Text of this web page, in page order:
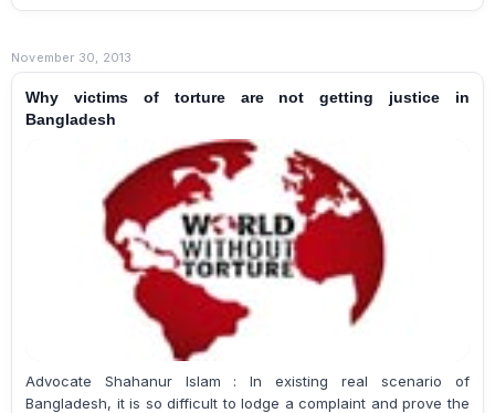
November 30, 2013
Why victims of torture are not getting justice in
Bangladesh
Advocate Shahanur Islam : In existing real scenario of
Bangladesh, it is so difficult to lodge a complaint and prove the